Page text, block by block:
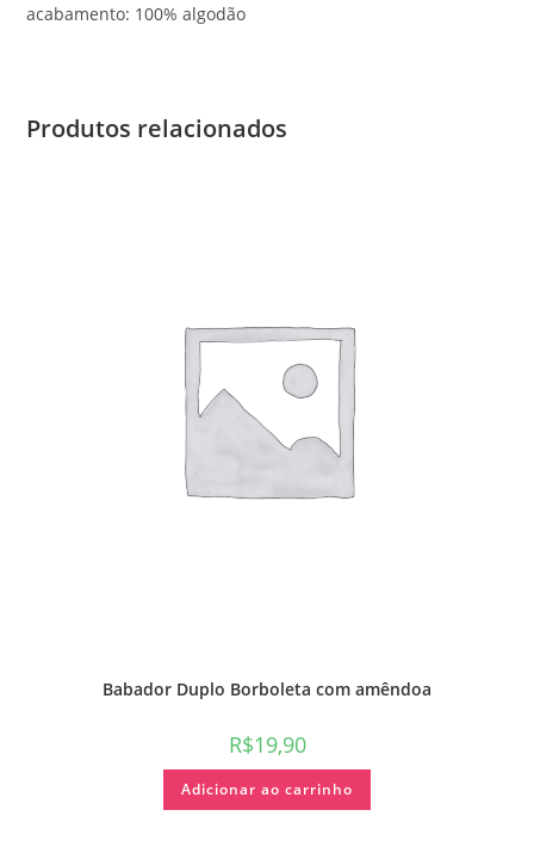
acabamento: 100% algodão
Produtos relacionados
Babador Duplo Borboleta com amêndoa
R$19,90
Adicionar ao carrinho